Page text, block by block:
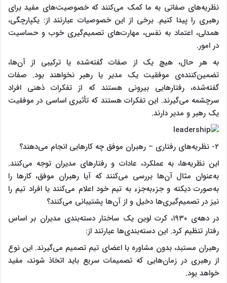
نظریه‌های صفاتی به ما کمک می‌کنند که خصوصیت‌های مفید برای
رهبری را پیدا کنیم. برخی از این خصوصیات عبارتند از: یکپارچگی،
همدلی، اعتماد به نفس، مهارت‌های تصمیم‌گیری خوب و حساسیت
در امور.
به هر حال، هیچ یک از صفات گفته‌شده یا ترکیبی از آن‌ها،
تضمین‌کننده‌ی موفقیت یک مدیر یا رهبر نخواهند بود. صفات
گفته‌شده، رفتارهایی بیرونی هستند که از تفکرات ذهنی افراد
سرچشمه می‌گیرند. این تفکرات هستند که تأثیری اساسی در موفقیت
یک رهبر و مدیر دارند.
۲- نظریه‌های رفتاری – رهبران موفق چه کارهایی انجام می‌دهند؟
این نظریه‌ها، به عملکرد، عادات و رفتارهای مدیران توجه می‌کنند.
به‌عنوان مثال آن‌ها بررسی می‌کنند که آیا رهبران موفق، کارها را
به‌صورت دیکته و جزءبه‌جزء به تیم خود اعلام می‌کنند یا افراد تیم را
نیز در تصمیم‌گیری‌ها دخیل و از آن‌ها پشتیبانی می‌کنند؟
در دهه‌ی ۱۹۳۰، کرت لوین یک ساختار دسته‌بندی مدیران بر اساس
رفتار تنظیم کرد. این دسته‌بندی‌ها عبارتند از:
رهبران مستبد، بدون مشاوره با اعضای تیم تصمیم می‌گیرند. این نوع
از رهبری در زمان‌هایی که تصمیمات سریع باید اتخاذ شوند، مفید
خواهد بود.